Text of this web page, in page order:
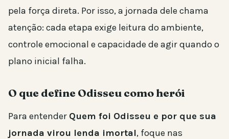
pela força direta. Por isso, a jornada dele chama
atenção: cada etapa exige leitura do ambiente,
controle emocional e capacidade de agir quando o
plano inicial falha.
O que define Odisseu como herói
Para entender Quem foi Odisseu e por que sua
jornada virou lenda imortal, foque nas